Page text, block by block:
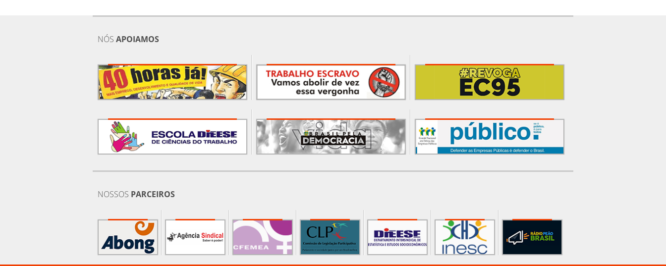
NÓS APOIAMOS
NOSSOS PARCEIROS